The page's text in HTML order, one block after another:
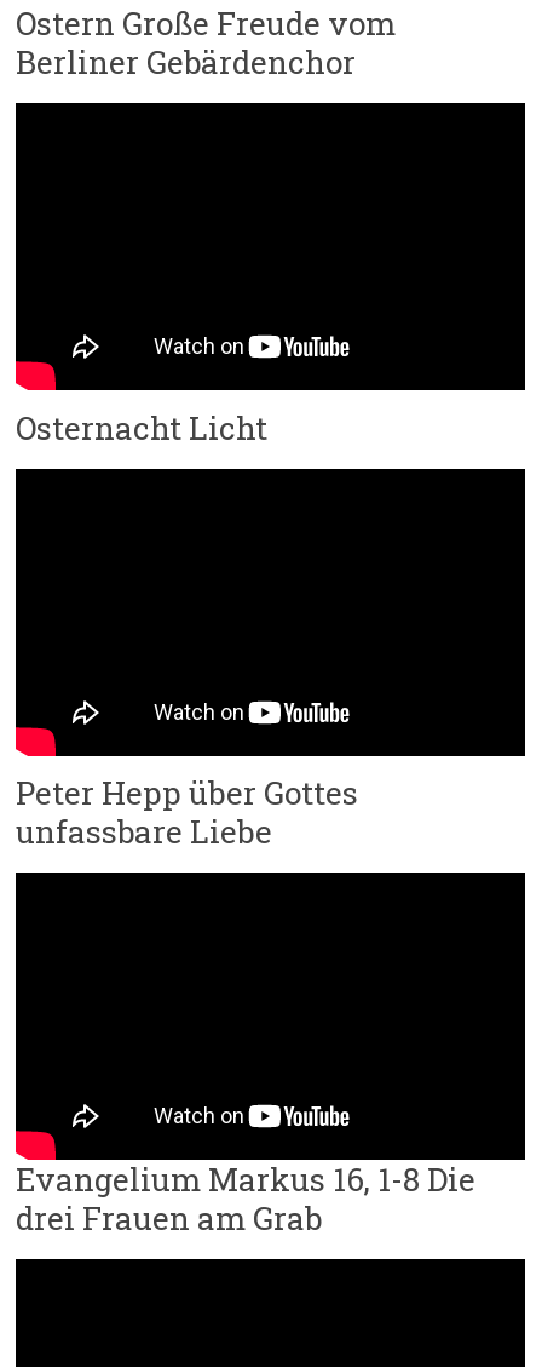
Ostern Große Freude vom
Berliner Gebärdenchor
Osternacht Licht
Peter Hepp über Gottes
unfassbare Liebe
Evangelium Markus 16, 1-8 Die
drei Frauen am Grab